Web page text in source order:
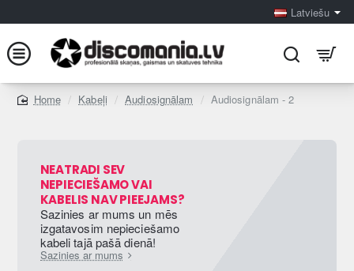
Latviešu
home
Kabeļi Audiosignālam Audiosignālam - 2
NEATRADI SEV
NEPIECIEŠAMO VAI
KABELIS NAV PIEEJAMS?
Sazinies ar mums un mēs
izgatavosim nepieciešamo
kabeli tajā pašā dienā!
Sazinies ar mums